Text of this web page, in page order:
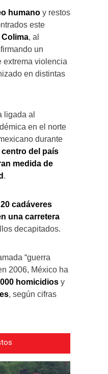
humano y restos
este
Colima, al
un
extrema violencia
en distintas
ligada al
en el norte
durante
centro del país
medida de
.
20 cadáveres
una carretera
decapitados.
“guerra
2006, México ha
homicidios y
, según cifras